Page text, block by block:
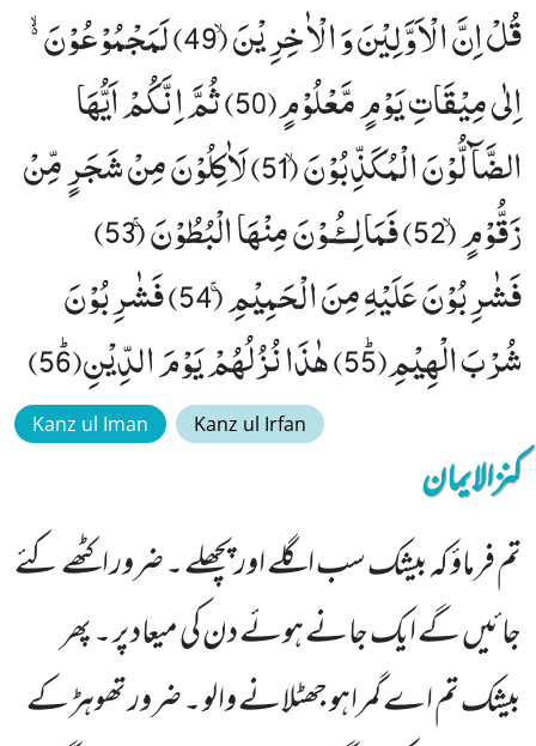
قُلْ اِنَّ الْاَوَّلِیْنَ وَ الْاٰخِرِیْنَۙ (49) لَمَجْمُوْعُوْنَ ﳔ
اِلٰى مِیْقَاتِ یَوْمٍ مَّعْلُوْمٍ(50) ثُمَّ اِنَّكُمْ اَیُّهَا
الضَّآلُّوْنَ الْمُكَذِّبُوْنَۙ (51) لَاٰكِلُوْنَ مِنْ شَجَرٍ مِّنْ
زَقُّوْمٍۙ (52) فَمَالِــٴُـوْنَ مِنْهَا الْبُطُوْنَۚ (53)
فَشٰرِبُوْنَ عَلَیْهِ مِنَ الْحَمِیْمِۚ (54) فَشٰرِبُوْنَ
شُرْبَ الْهِیْمِﭤ(55) هٰذَا نُزُلُهُمْ یَوْمَ الدِّیْنِﭤ(56)
Kanz ul Iman Kanz ul Irfan
کنزالایمان
تم فرماؤ کہ بیشک سب اگلے اور پچھلے ۔ ضرور اکٹھے کئے
جائیں گے ایک جانے ہوئے دن کی میعاد پر ۔ پھر
بیشک تم اے گمراہو جھٹلانے والو ۔ ضرور تھوہڑ کے